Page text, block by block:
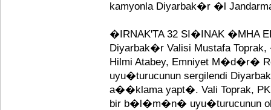
kamyonla Diyarbak�r �l
�IRNAK'TA 32 SI�INAK �MHA
Diyarbak�r Valisi Mustafa
Hilmi Atabey, Emniyet M�d�r�
uyu�turucunun sergilendi
a��klama yapt�. Vali Toprak,
bir b�l�m�n� uyu�turucunun